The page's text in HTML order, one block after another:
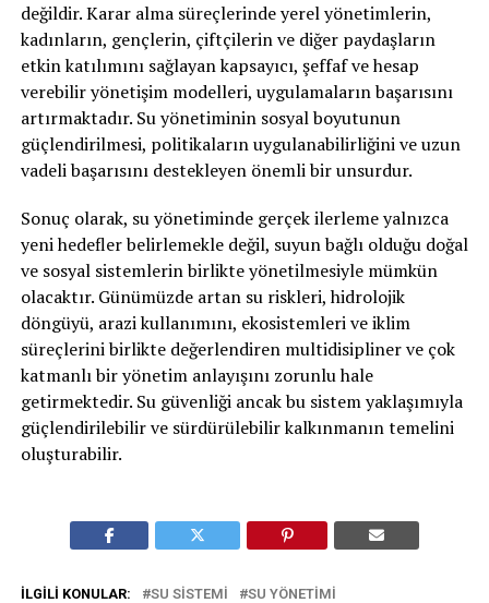
değildir. Karar alma süreçlerinde yerel yönetimlerin,
kadınların, gençlerin, çiftçilerin ve diğer paydaşların
etkin katılımını sağlayan kapsayıcı, şeffaf ve hesap
verebilir yönetişim modelleri, uygulamaların başarısını
artırmaktadır. Su yönetiminin sosyal boyutunun
güçlendirilmesi, politikaların uygulanabilirliğini ve uzun
vadeli başarısını destekleyen önemli bir unsurdur.
Sonuç olarak, su yönetiminde gerçek ilerleme yalnızca
yeni hedefler belirlemekle değil, suyun bağlı olduğu doğal
ve sosyal sistemlerin birlikte yönetilmesiyle mümkün
olacaktır. Günümüzde artan su riskleri, hidrolojik
döngüyü, arazi kullanımını, ekosistemleri ve iklim
süreçlerini birlikte değerlendiren multidisipliner ve çok
katmanlı bir yönetim anlayışını zorunlu hale
getirmektedir. Su güvenliği ancak bu sistem yaklaşımıyla
güçlendirilebilir ve sürdürülebilir kalkınmanın temelini
oluşturabilir.
İLGILI KONULAR: SU SISTEMI
SU YÖNETIMI